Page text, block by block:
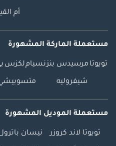
أم
مستعملة الماركة المشهورة
تويوتا مرسيدس بنزنسياملكزس
شيفروليه
مستعملة الموديل المشهورة
تويوتا لاند كروزر نيسان